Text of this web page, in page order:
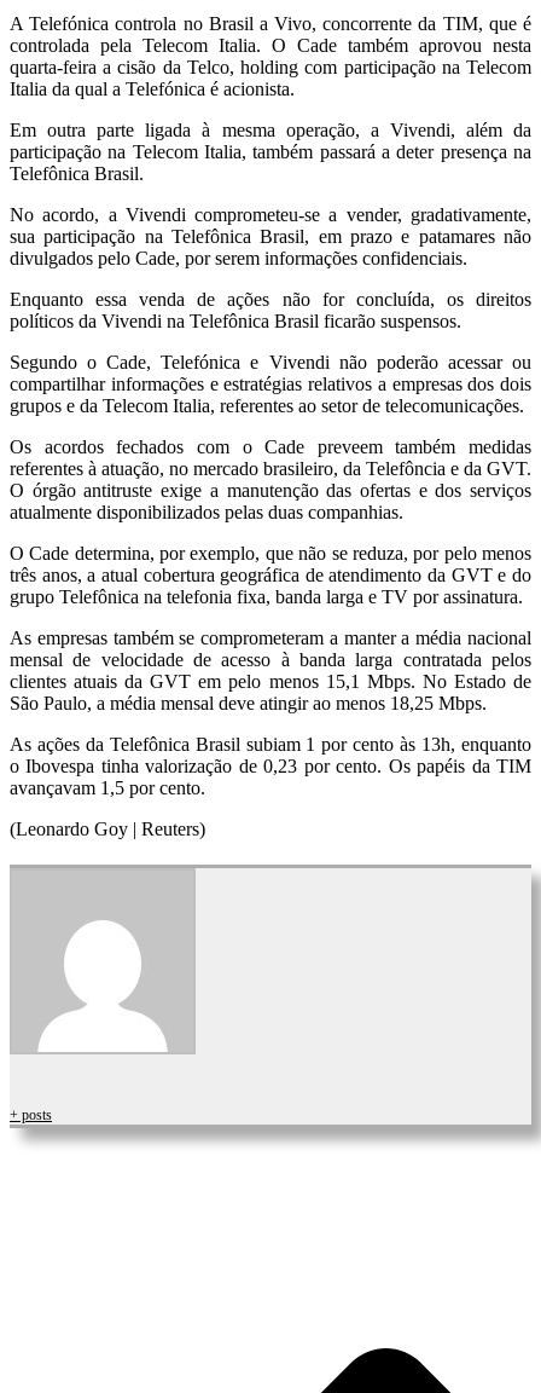
A Telefónica controla no Brasil a Vivo, concorrente da TIM, que é
controlada pela Telecom Italia. O Cade também aprovou nesta
quarta-feira a cisão da Telco, holding com participação na Telecom
Italia da qual a Telefónica é acionista.
Em outra parte ligada à mesma operação, a Vivendi, além da
participação na Telecom Italia, também passará a deter presença na
Telefônica Brasil.
No acordo, a Vivendi comprometeu-se a vender, gradativamente,
sua participação na Telefônica Brasil, em prazo e patamares não
divulgados pelo Cade, por serem informações confidenciais.
Enquanto essa venda de ações não for concluída, os direitos
políticos da Vivendi na Telefônica Brasil ficarão suspensos.
Segundo o Cade, Telefónica e Vivendi não poderão acessar ou
compartilhar informações e estratégias relativos a empresas dos dois
grupos e da Telecom Italia, referentes ao setor de telecomunicações.
Os acordos fechados com o Cade preveem também medidas
referentes à atuação, no mercado brasileiro, da Telefôncia e da GVT.
O órgão antitruste exige a manutenção das ofertas e dos serviços
atualmente disponibilizados pelas duas companhias.
O Cade determina, por exemplo, que não se reduza, por pelo menos
três anos, a atual cobertura geográfica de atendimento da GVT e do
grupo Telefônica na telefonia fixa, banda larga e TV por assinatura.
As empresas também se comprometeram a manter a média nacional
mensal de velocidade de acesso à banda larga contratada pelos
clientes atuais da GVT em pelo menos 15,1 Mbps. No Estado de
São Paulo, a média mensal deve atingir ao menos 18,25 Mbps.
As ações da Telefônica Brasil subiam 1 por cento às 13h, enquanto
o Ibovespa tinha valorização de 0,23 por cento. Os papéis da TIM
avançavam 1,5 por cento.
(Leonardo Goy | Reuters)
+ posts